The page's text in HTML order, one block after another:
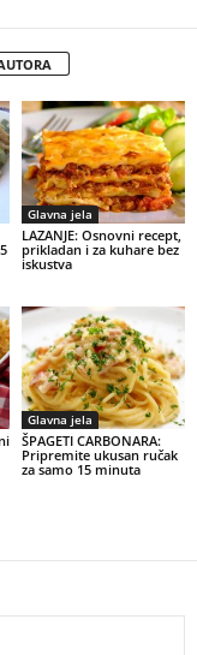
Glavna jela
LAZANJE: Osnovni recept,
prikladan i za kuhare bez
iskustva
Glavna jela
ŠPAGETI CARBONARA:
Pripremite ukusan ručak
za samo 15 minuta